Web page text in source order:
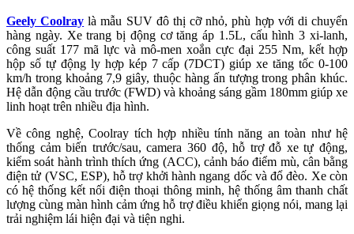
Geely Coolray là mẫu SUV đô thị cỡ nhỏ, phù hợp với di chuyển
hàng ngày. Xe trang bị động cơ tăng áp 1.5L, cấu hình 3 xi-lanh,
công suất 177 mã lực và mô-men xoắn cực đại 255 Nm, kết hợp
hộp số tự động ly hợp kép 7 cấp (7DCT) giúp xe tăng tốc 0-100
km/h trong khoảng 7,9 giây, thuộc hàng ấn tượng trong phân khúc.
Hệ dẫn động cầu trước (FWD) và khoảng sáng gầm 180mm giúp xe
linh hoạt trên nhiều địa hình.
Về công nghệ, Coolray tích hợp nhiều tính năng an toàn như hệ
thống cảm biến trước/sau, camera 360 độ, hỗ trợ đỗ xe tự động,
kiểm soát hành trình thích ứng (ACC), cảnh báo điểm mù, cân bằng
điện tử (VSC, ESP), hỗ trợ khởi hành ngang dốc và đổ đèo. Xe còn
có hệ thống kết nối điện thoại thông minh, hệ thống âm thanh chất
lượng cùng màn hình cảm ứng hỗ trợ điều khiển giọng nói, mang lại
trải nghiệm lái hiện đại và tiện nghi.